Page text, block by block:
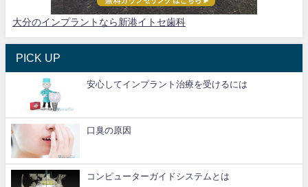
大分のインプラントなら新港イトセ歯科
PICK UP
安心してインプラント治療を受けるには
口臭の原因
コンピューターガイドシステムとは